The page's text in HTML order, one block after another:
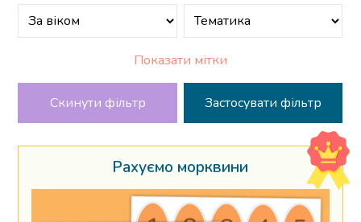
Показати мітки
Скинути фільтр
Рахуємо морквини